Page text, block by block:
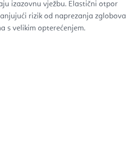
izazovnu vježbu. Elastični otpor
rizik od naprezanja zglobova
s velikim opterećenjem.